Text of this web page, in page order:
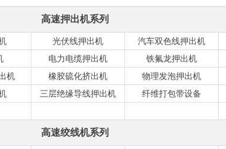
高速押出机系列
光伏线押出机 汽车双色线押出机
电力电缆押出机 铁氟龙押出机
机 橡胶硫化挤出机 物理发泡押出机
三层绝缘导线押出机 纤维打包带设备
高速绞线机系列